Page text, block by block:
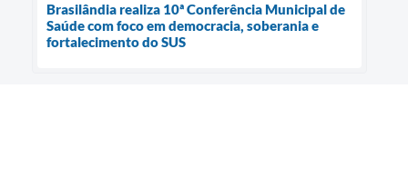
Brasilândia realiza 10ª Conferência Municipal de
Saúde com foco em democracia, soberania e
fortalecimento do SUS